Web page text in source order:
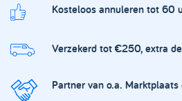
Kosteloos annuleren tot 60
Verzekerd tot €250, extra
Partner van o.a. Marktplaats